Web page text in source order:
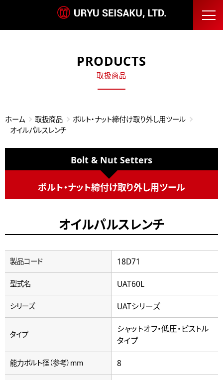
PRODUCTS
取扱商品
ホーム 取扱商品
ボルト・ナット締付け取り外し用ツール
オイルパルスレンチ
Bolt & Nut Setters
ボルト・ナット締付け取り外し用ツール
オイルパルスレンチ
製品コード 18D71
型式名 UAT60L
シリーズ UATシリーズ
タイプ
シャットオフ・低圧・ピストル
タイプ
能力ボルト径（参考）mm 8